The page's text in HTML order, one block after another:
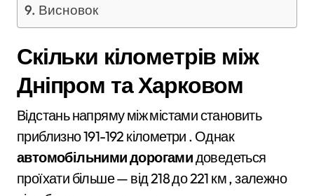
Висновок
Скільки кілометрів між
Дніпром та Харковом
Відстань напряму між містами становить
приблизно 191-192 кілометри . Однак
автомобільними дорогамидоведеться
проїхати більше — від 218 до 221 км , залежно